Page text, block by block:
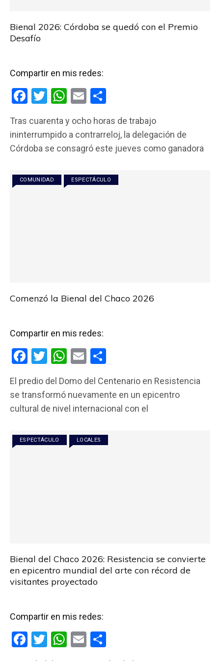
Bienal 2026: Córdoba se quedó con el Premio
Desafío
Compartir en mis redes:
F
ce
b
o
k
T
tt
er
W
at
s
p
p
E
ail m
p
ar
tir
Tras cuarenta y ocho horas de trabajo
ininterrumpido a contrarreloj, la delegación de
Córdoba se consagró este jueves como ganadora
COMUNIDAD ESPECTÁCULO
Comenzó la Bienal del Chaco 2026
Compartir en mis redes:
F
ce
b
o
k
T
tt
er
W
at
s
p
p
E
ail m
p
tir
El predio del Domo del Centenario en Resistencia
se transformó nuevamente en un epicentro
cultural de nivel internacional con el
ESPECTÁCULO LOCALES
Bienal del Chaco 2026: Resistencia se convierte
en epicentro mundial del arte con récord de
visitantes proyectado
Compartir en mis redes:
F
T
W E